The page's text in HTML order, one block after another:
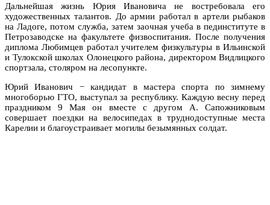
Дальнейшая жизнь Юрия Ивановича не востребовала его
художественных талантов. До армии работал в артели рыбаков
на Ладоге, потом служба, затем заочная учеба в пединституте в
Петрозаводске на факультете физвоспитания. После получения
диплома Любимцев работал учителем физкультуры в Ильинской
и Тулокской школах Олонецкого района, директором Видлицкого
спортзала, столяром на лесопункте.
Юрий Иванович − кандидат в мастера спорта по зимнему
многоборью ГТО, выступал за республику. Каждую весну перед
праздником 9 Мая он вместе с другом А. Сапожниковым
совершает поездки на велосипедах в труднодоступные места
Карелии и благоустраивает могилы безымянных солдат.